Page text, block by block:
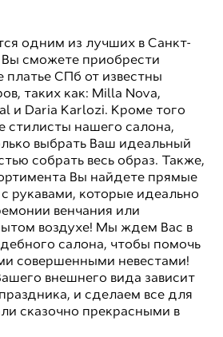
одним из лучших в Санкт-
сможете приобрести
СПб от известны
таких как: Milla Nova,
и Daria Karlozi. Кроме того
стилисты нашего салона,
выбрать Ваш идеальный
собрать весь образ. Также,
Вы найдете прямые
рукавами, которые идеально
венчания или
воздухе! Мы ждем Вас в
салона, чтобы помочь
совершенными невестами!
внешнего вида зависит
и сделаем все для
сказочно прекрасными в